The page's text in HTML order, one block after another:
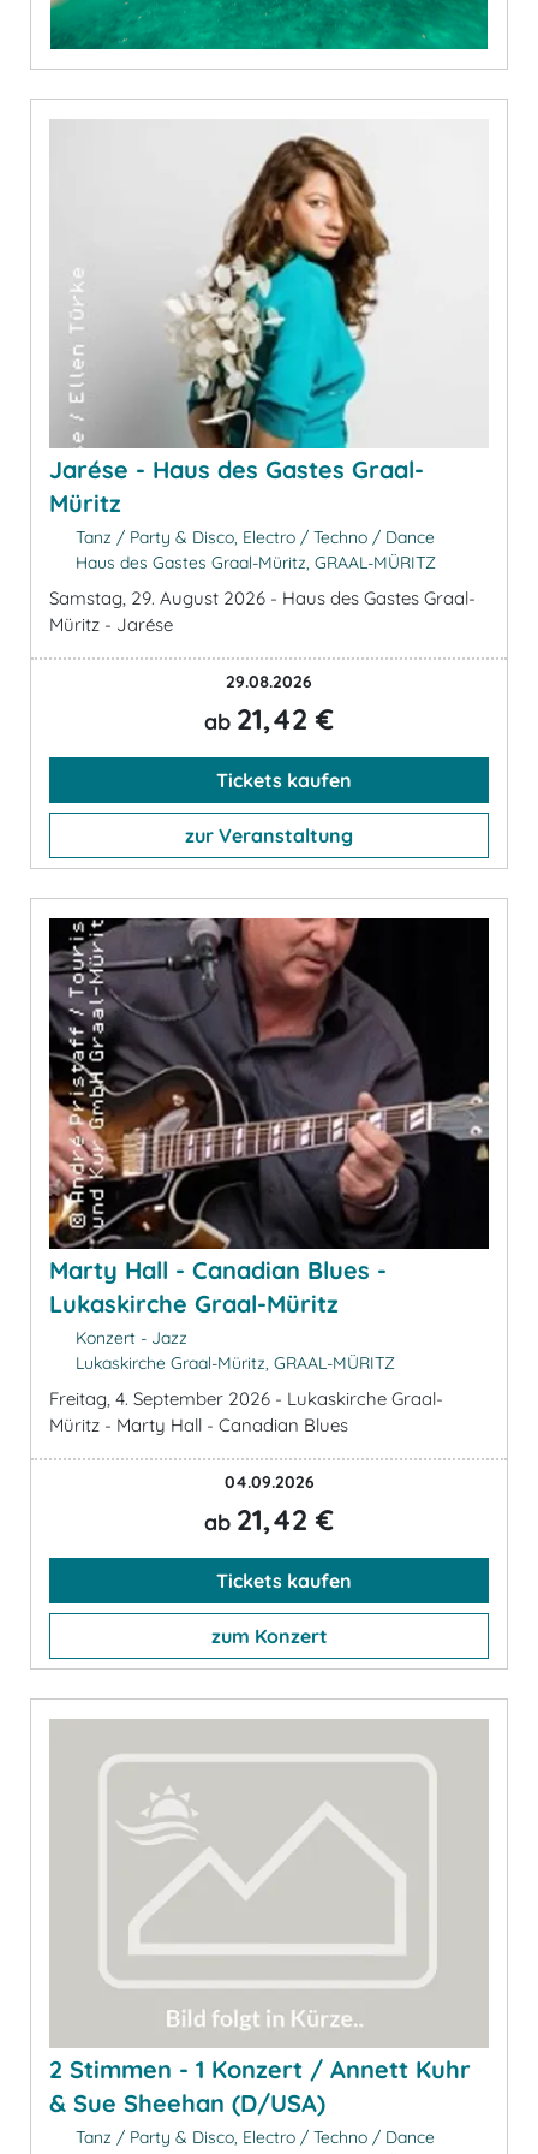
Jarése - Haus des Gastes Graal-
Müritz
Tanz / Party & Disco, Electro / Techno / Dance
Haus des Gastes Graal-Müritz, GRAAL-MÜRITZ
Samstag, 29. August 2026 - Haus des Gastes Graal-
Müritz - Jarése
29.08.2026
ab 21,42 €
Tickets kaufen
zur Veranstaltung
Marty Hall - Canadian Blues -
Lukaskirche Graal-Müritz
Konzert - Jazz
Lukaskirche Graal-Müritz, GRAAL-MÜRITZ
Freitag, 4. September 2026 - Lukaskirche Graal-
Müritz - Marty Hall - Canadian Blues
04.09.2026
ab 21,42 €
Tickets kaufen
zum Konzert
2 Stimmen - 1 Konzert / Annett Kuhr
& Sue Sheehan (D/USA)
Tanz / Party & Disco, Electro / Techno / Dance